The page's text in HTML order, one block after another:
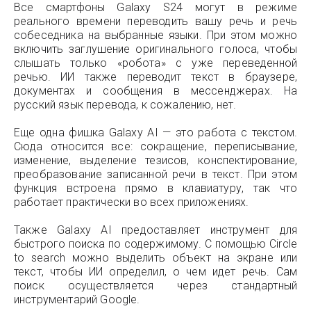
Все смартфоны Galaxy S24 могут в режиме
реального времени переводить вашу речь и речь
собеседника на выбранные языки. При этом можно
включить заглушение оригинального голоса, чтобы
слышать только «робота» с уже переведенной
речью. ИИ также переводит текст в браузере,
документах и сообщения в мессенджерах. На
русский язык перевода, к сожалению, нет.
Еще одна фишка Galaxy AI — это работа с текстом.
Сюда относится все: сокращение, переписывание,
изменение, выделение тезисов, конспектирование,
преобразование записанной речи в текст. При этом
функция встроена прямо в клавиатуру, так что
работает практически во всех приложениях.
Также Galaxy AI предоставляет инструмент для
быстрого поиска по содержимому. С помощью Circle
to search можно выделить объект на экране или
текст, чтобы ИИ определил, о чем идет речь. Сам
поиск осуществляется через стандартный
инструментарий Google.